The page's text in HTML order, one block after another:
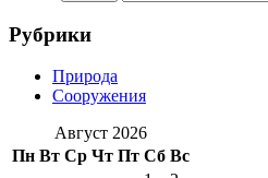
Рубрики
Природа
Сооружения
Август 2026
Пн Вт Ср Чт Пт Сб Вс